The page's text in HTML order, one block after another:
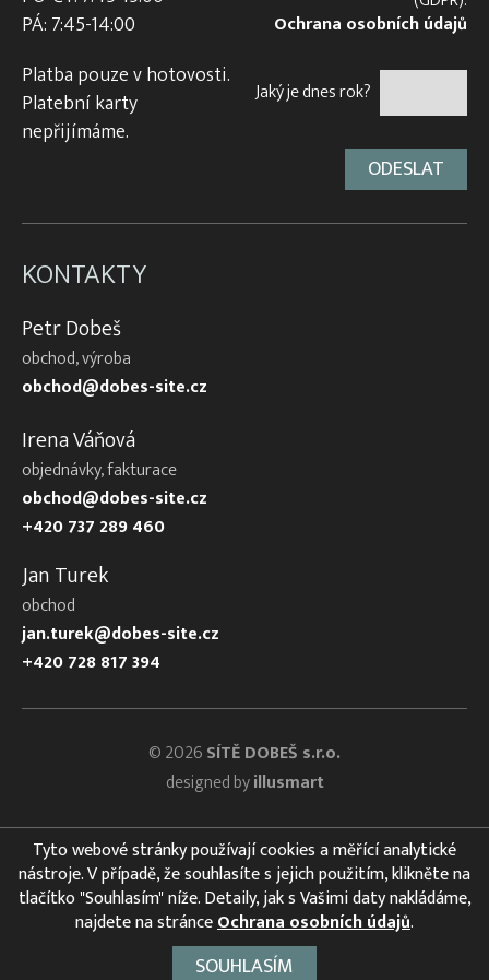
PÁ: 7:45-14:00
Platba pouze v hotovosti.
Platební karty
nepřijímáme.
Ochrana osobních údajů
Jaký je dnes rok?
KONTAKTY
Petr Dobeš
obchod, výroba
obchod@dobes-site.cz
Irena Váňová
objednávky, fakturace
obchod@dobes-site.cz
+420 737 289 460
Jan Turek
obchod
jan.turek@dobes-site.cz
+420 728 817 394
© 2026SÍTĚ DOBEŠ s.r.o.
designed byillusmart
Tyto webové stránky používají cookies a měřící analytické
nástroje. V případě, že souhlasíte s jejich použitím, klikněte na
tlačítko "Souhlasím" níže. Detaily, jak s Vašimi daty nakládáme,
najdete na stránceOchrana osobních údajů.